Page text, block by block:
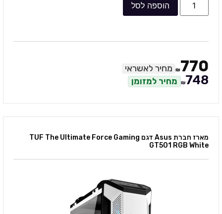
הוספה לסל
₪770 מחיר לאשראי
₪748 מחיר למזומן
מארז חברת Asus דגם TUF The Ultimate Force Gaming
GT501 RGB White